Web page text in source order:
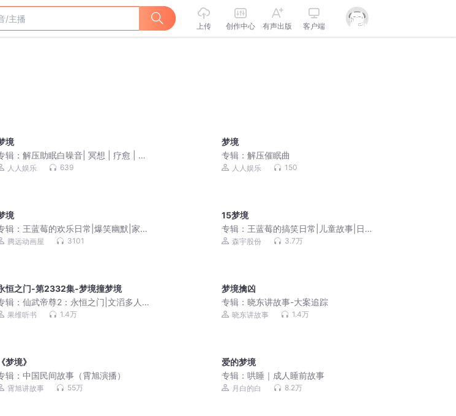
上传 创作中心 有声出版 客户端
境
辑：解压助眠白噪音| 冥想 | 疗愈 | 睡
音乐
人人娱乐 639
梦境
专辑：解压催眠曲
人人娱乐 150
境
辑： 王蓝莓的欢乐日常|爆笑幽默|家庭
腾远动画屋 3101
15梦境
专辑： 王蓝莓的搞笑日常|儿童故事|日常
爆笑|亲子成长
森宇股份 3.7万
恒之门-第2332集-梦境撞梦境
辑：仙武帝尊2：永恒之门|文滔多人
果维听书 1.4万
梦境擒凶
专辑：晓东讲故事-大案追踪
晓东讲故事 1.4万
《梦境》
辑：中国民间故事（霄旭演播）
霄旭讲故事 55万
爱的梦境
专辑：哄睡｜成人睡前故事
月白的白 8.2万